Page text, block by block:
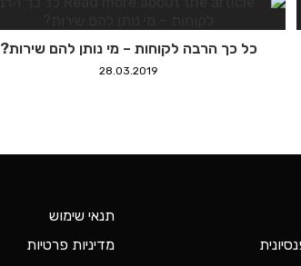
כל כך הרבה לקוחות – מי נותן להם שירות?
28.03.2019
תנאי שימוש
מדיניות פרטיות